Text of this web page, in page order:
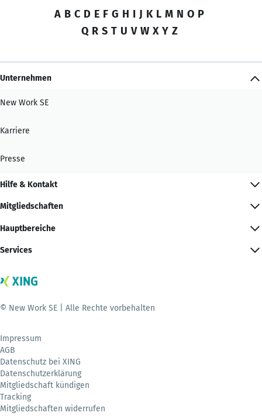
A B C D E F G H I J K L M N O P
Q R S T U V W X Y Z
Unternehmen
New Work SE
Karriere
Presse
Hilfe & Kontakt
Mitgliedschaften
Hauptbereiche
Services
© New Work SE | Alle Rechte vorbehalten
Impressum
AGB
Datenschutz bei XING
Datenschutzerklärung
Mitgliedschaft kündigen
Tracking
Mitgliedschaften widerrufen